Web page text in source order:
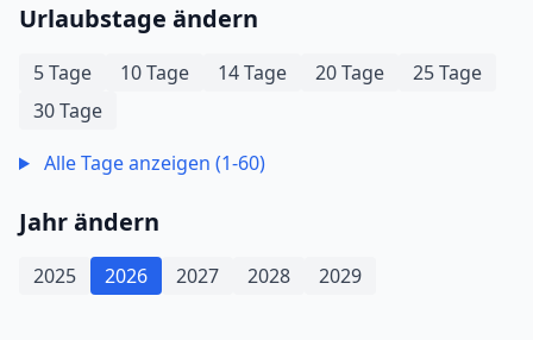
Urlaubstage ändern
5 Tage 10 Tage 14 Tage 20 Tage
25 Tage
30 Tage
Alle Tage anzeigen (1-60)
Jahr ändern
2025 2026 2027 2028 2029